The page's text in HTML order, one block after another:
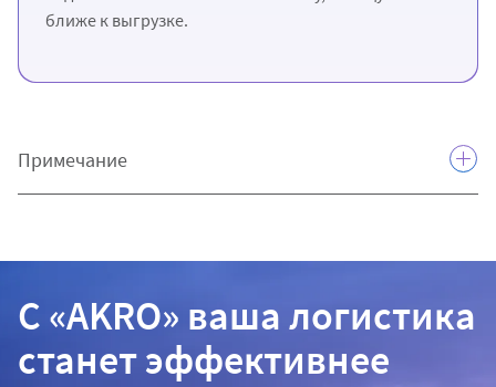
ближе к выгрузке.
Примечание
С «AKRO» ваша логистика
станет эффективнее